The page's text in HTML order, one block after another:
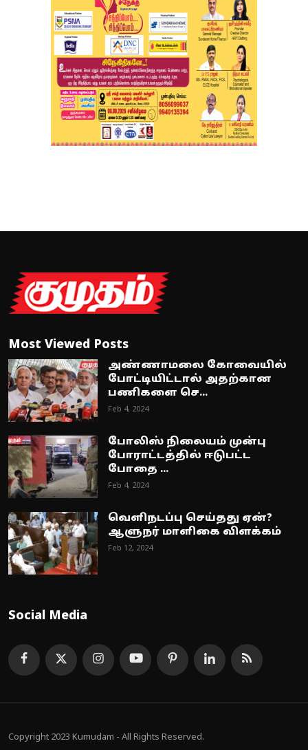
Most Viewed Posts
அண்ணாமலை கோவையில்
போட்டியிட்டால் அதற்கான
பணிகளை செ...
Feb 4, 2024
போலிஸ் நிலையம் முன்பு
போராட்டத்தில் ஈடுபட்ட
போதை ...
Feb 4, 2024
வெளிநடப்பு செய்தது ஏன்?
ஆளுநர் மாளிகை விளக்கம்
Feb 12, 2024
Social Media
Copyright 2023 Kumudam - All Rights Reserved.